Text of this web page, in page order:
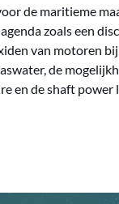
de maritieme
zoals een
van motoren bij
de
en de shaft